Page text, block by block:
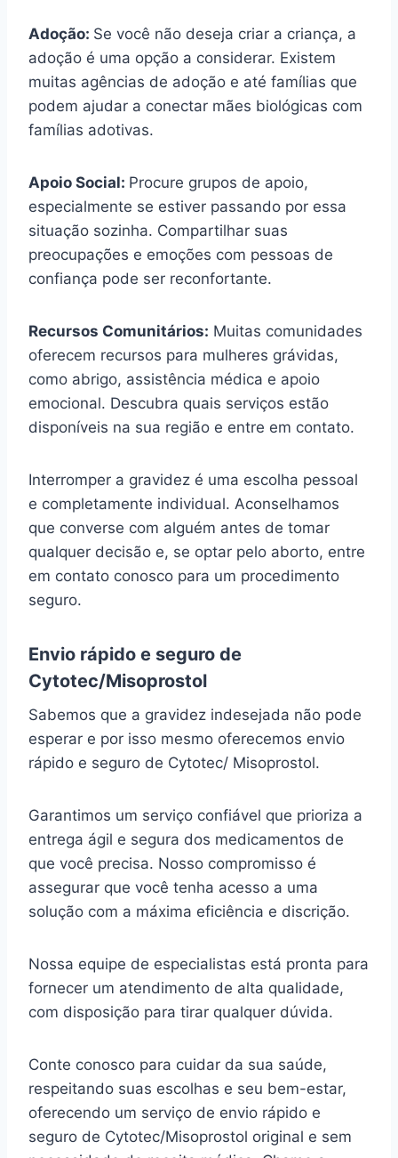
Adoção: Se você não deseja criar a criança, a
adoção é uma opção a considerar. Existem
muitas agências de adoção e até famílias que
podem ajudar a conectar mães biológicas com
famílias adotivas.
Apoio Social: Procure grupos de apoio,
especialmente se estiver passando por essa
situação sozinha. Compartilhar suas
preocupações e emoções com pessoas de
confiança pode ser reconfortante.
Recursos Comunitários: Muitas comunidades
oferecem recursos para mulheres grávidas,
como abrigo, assistência médica e apoio
emocional. Descubra quais serviços estão
disponíveis na sua região e entre em contato.
Interromper a gravidez é uma escolha pessoal
e completamente individual. Aconselhamos
que converse com alguém antes de tomar
qualquer decisão e, se optar pelo aborto, entre
em contato conosco para um procedimento
seguro.
Envio rápido e seguro de
Cytotec/Misoprostol
Sabemos que a gravidez indesejada não pode
esperar e por isso mesmo oferecemos envio
rápido e seguro de Cytotec/ Misoprostol.
Garantimos um serviço confiável que prioriza a
entrega ágil e segura dos medicamentos de
que você precisa. Nosso compromisso é
assegurar que você tenha acesso a uma
solução com a máxima eficiência e discrição.
Nossa equipe de especialistas está pronta para
fornecer um atendimento de alta qualidade,
com disposição para tirar qualquer dúvida.
Conte conosco para cuidar da sua saúde,
respeitando suas escolhas e seu bem-estar,
oferecendo um serviço de envio rápido e
seguro de Cytotec/Misoprostol original e sem